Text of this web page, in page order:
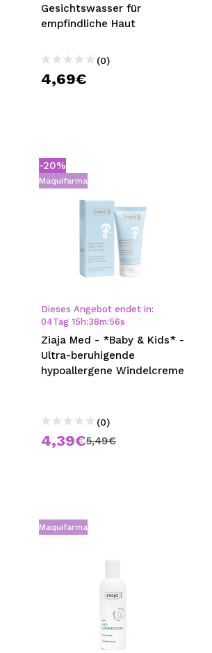
Gesichtswasser für
empfindliche Haut
(0)
4,69€
-20%
Maquifarma
Dieses Angebot endet in:
04Tag 15 h:38m:56s
Ziaja Med - *Baby & Kids* -
Ultra-beruhigende
hypoallergene Windelcreme
(0)
4,39€5,49€
Maquifarma